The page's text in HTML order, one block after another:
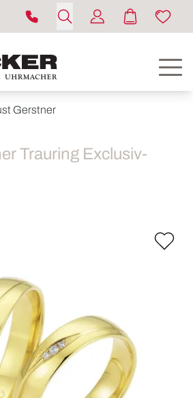
ROLEX
UHREN
SCHMUCK
Gerstner
Trauring Exclusiv-